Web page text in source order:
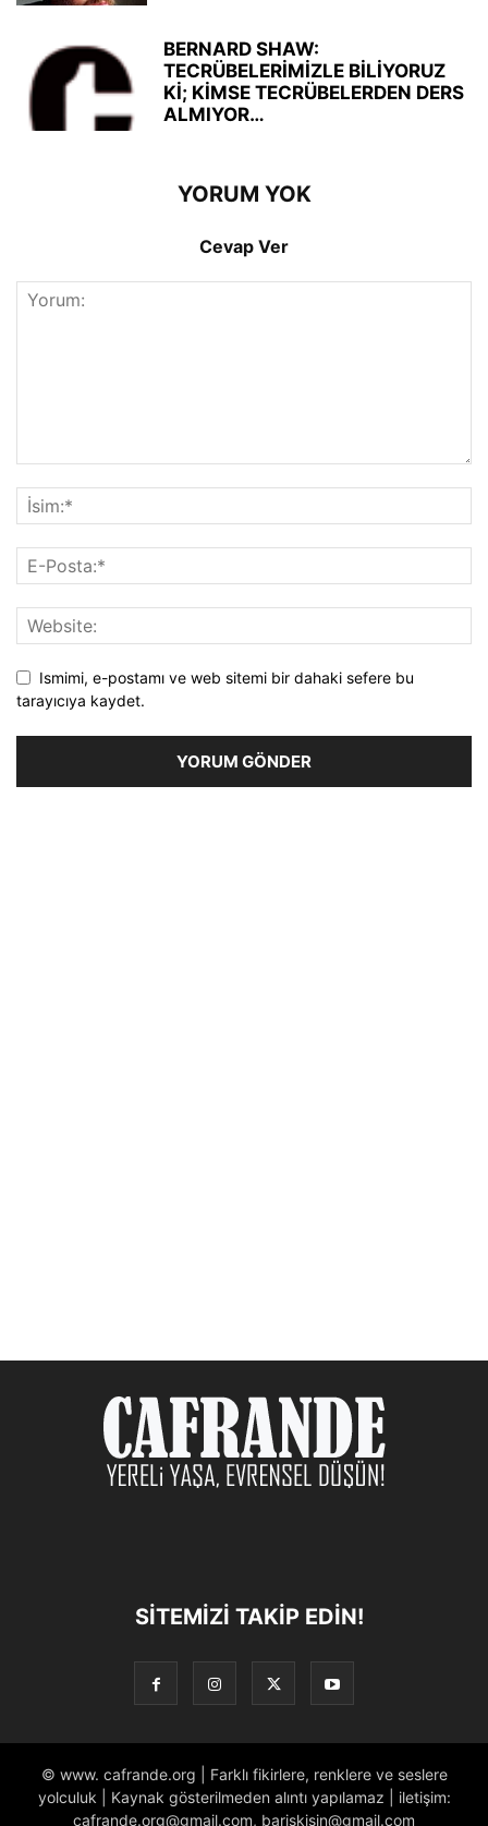
BERNARD SHAW:
TECRÜBELERİMİZLE BİLİYORUZ
Kİ; KİMSE TECRÜBELERDEN DERS
ALMIYOR…
YORUM YOK
Cevap Ver
Ismimi, e-postamı ve web sitemi bir dahaki sefere bu
tarayıcıya kaydet.
SITEMIZI TAKIP EDIN!
© www. cafrande.org | Farklı fikirlere, renklere ve seslere
yolculuk | Kaynak gösterilmeden alıntı yapılamaz | iletişim:
cafrande.org@gmail.com, bariskisin@gmail.com